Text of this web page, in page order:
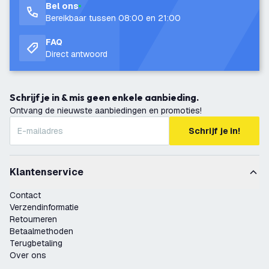
Bel ons
Bereikbaar tussen 08:00 en 21:00
FAQ
Direct antwoord
Schrijf je in & mis geen enkele aanbieding.
Ontvang de nieuwste aanbiedingen en promoties!
Schrijf je in!
Klantenservice
Contact
Verzendinformatie
Retourneren
Betaalmethoden
Terugbetaling
Over ons